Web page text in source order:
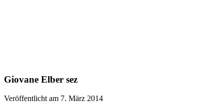
Giovane Elber sez
Veröffentlicht am 7. März 2014